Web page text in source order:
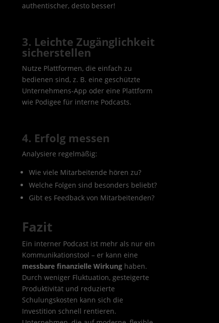
authentischer, desto besser!
3. Leichte Zugänglichkeit
sicherstellen
Nutze Plattformen, die einfach zu
bedienen sind, z. B. eine geschützte
Unternehmens-App oder eine Plattform
wie Podigee für interne Podcasts.
4. Erfolg messen
Analysiere regelmäßig:
Wie viele Mitarbeitende hören zu?
Welche Folgen sind besonders beliebt?
Gibt es Feedback von Mitarbeitenden?
Fazit
Ein interner Podcast ist mehr als nur ein
Kommunikationstool – er kann eine
messbare finanzielle Wirkunghaben.
Durch weniger Fluktuation, gesteigerte
Produktivität und reduzierte
Schulungskosten kann sich die
Investition schnell rentieren.